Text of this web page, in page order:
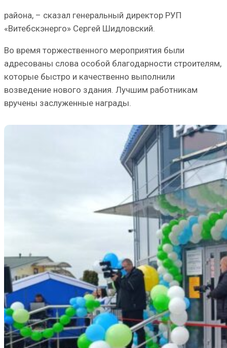
района, – сказал генеральный директор РУП
«Витебскэнерго» Сергей Шидловский.
Во время торжественного мероприятия были
адресованы слова особой благодарности строителям,
которые быстро и качественно выполнили
возведение нового здания. Лучшим работникам
вручены заслуженные награды.